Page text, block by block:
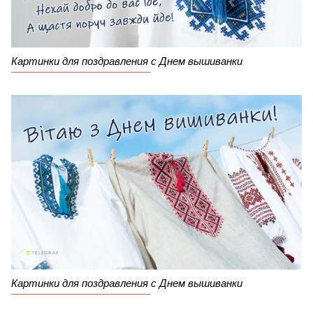
Картинки для поздравления с Днем вышиванки
Картинки для поздравления с Днем вышиванки